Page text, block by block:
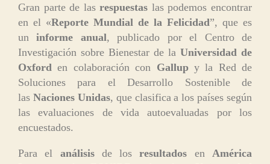
Gran parte de lasrespuestas las podemos encontrar
en el «Reporte Mundial de la Felicidad”, que es
un informe anual, publicado por el Centro de
Investigación sobre Bienestar de la Universidad de
Oxford en colaboración con Gallupy la Red de
Soluciones para el Desarrollo Sostenible de
las Naciones Unidas, que clasifica a los países según
las evaluaciones de vida autoevaluadas por los
encuestados.
Para el análisisde losresultados enAmérica